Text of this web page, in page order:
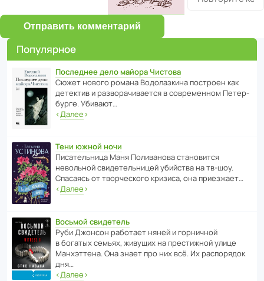
Отправить комментарий
Популярное
Последнее дело майора Чистова
Сюжет нового романа Водо­ла­з­кина пост­роен как
дете­ктив и разво­ра­чи­ва­ется в совре­менном Пете­р­
бурге. Убивают…
‹Далее›
Тени южной ночи
Писа­тель­ница Маня Поли­ва­нова стано­вится
невольной свиде­тель­ницей убийства на тв-шоу.
Спасаясь от твор­че­с­кого кризиса, она приезжает…
‹Далее›
Восьмой свидетель
Руби Джонсон рабо­тает няней и горни­чной
в богатых семьях, живущих на прес­ти­жной улице
Манх­эт­тена. Она знает про них всё. Их распо­рядок
дня…
‹Далее›